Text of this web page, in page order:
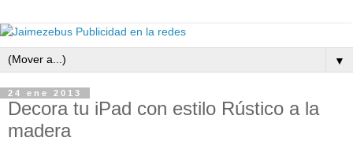
▼
24 ene 2013
Decora tu iPad con estilo Rústico a la
madera